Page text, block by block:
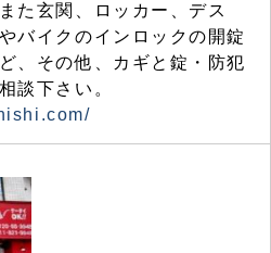
た玄関、ロッカー、デス
バイクのインロックの開錠
、その他、カギと錠・防犯
談下さい。